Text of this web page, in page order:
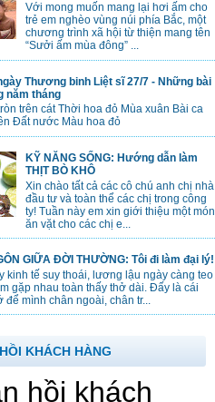
Với mong muốn mang lại hơi ấm cho
trẻ em nghèo vùng núi phía Bắc, một
chương trình xã hội từ thiện mang tên
“Sưởi ấm mùa đông” ...
Thương binh Liệt sĩ 27/7 - Những bài
năm tháng
trên cát Thời hoa đỏ Mùa xuân Bài ca
Đất nước Màu hoa đỏ
KỸ NĂNG SỐNG: Hướng dẫn làm
THỊT BÒ KHÔ
Xin chào tất cả các cô chú anh chị nhà
đầu tư và toàn thể các chị trong công
ty! Tuần này em xin giới thiệu một món
ăn vặt cho các chị e...
GIỮA ĐỜI THƯỜNG: Tôi đi làm đại lý!
kinh tế suy thoái, lương lậu ngày càng teo
gặp nhau toàn thấy thở dài. Đấy là cái
để mình chân ngoài, chân tr...
KHÁCH HÀNG